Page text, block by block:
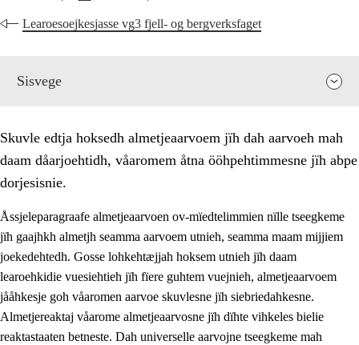
Learoesoejkesjasse vg3 fjell- og bergverksfaget
Sisvege
1. Lïerehtimmien aarvoevåarome
1.1 Almetjeaarvoe
Skuvle edtja hoksedh almetjeaarvoem jïh dah aarvoeh mah
daam dåarjoehtidh, våaromem åtna ööhpehtimmesne jïh abpe
dorjesisnie.
Åssjeleparagraafe almetjeaarvoen ov-mïedtelimmien nïlle tseegkeme
jïh gaajhkh almetjh seamma aarvoem utnieh, seamma maam mijjiem
joekedehtedh. Gosse lohkehtæjjah hoksem utnieh jïh daam
learoehkidie vuesiehtieh jïh fïere guhtem vuejnieh, almetjeaarvoem
jååhkesje goh våaromen aarvoe skuvlesne jïh siebriedahkesne.
Almetjereaktaj våarome almetjeaarvosne jïh dïhte vihkeles bielie
reaktastaaten betneste. Dah universelle aarvojne tseegkeme mah